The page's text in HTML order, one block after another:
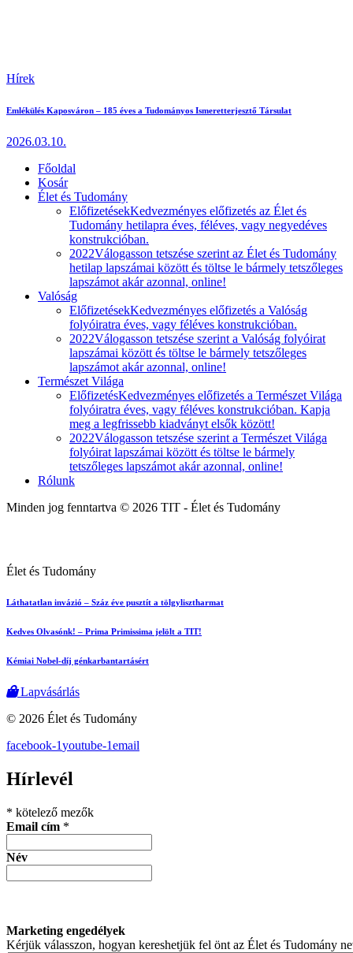
Hírek
Emlékülés Kaposváron – 185 éves a Tudományos Ismeretterjesztő Társulat
2026.03.10.
Főoldal
Kosár
Élet és Tudomány
ElőfizetésekKedvezményes előfizetés az Élet és
Tudomány hetilapra éves, féléves, vagy negyedéves
konstrukcióban.
2022Válogasson tetszése szerint az Élet és Tudomány
hetilap lapszámai között és töltse le bármely tetszőleges
lapszámot akár azonnal, online!
Valóság
ElőfizetésekKedvezményes előfizetés a Valóság
folyóiratra éves, vagy féléves konstrukcióban.
2022Válogasson tetszése szerint a Valóság folyóirat
lapszámai között és töltse le bármely tetszőleges
lapszámot akár azonnal, online!
Természet Világa
ElőfizetésKedvezményes előfizetés a Természet Világa
folyóiratra éves, vagy féléves konstrukcióban. Kapja
meg a legfrissebb kiadványt elsők között!
2022Válogasson tetszése szerint a Természet Világa
folyóirat lapszámai között és töltse le bármely
tetszőleges lapszámot akár azonnal, online!
Rólunk
Minden jog fenntartva © 2026 TIT - Élet és Tudomány
Élet és Tudomány
Láthatatlan invázió – Száz éve pusztít a tölgylisztharmat
Kedves Olvasónk! – Prima Primissima jelölt a TIT!
Kémiai Nobel-díj génkarbantartásért
Lapvásárlás
© 2026 Élet és Tudomány
facebook-1youtube-1email
Hírlevél
* kötelező mezők
Email cím *
Név
Marketing engedélyek
Kérjük válasszon, hogyan kereshetjük fel önt az Élet és Tudomány